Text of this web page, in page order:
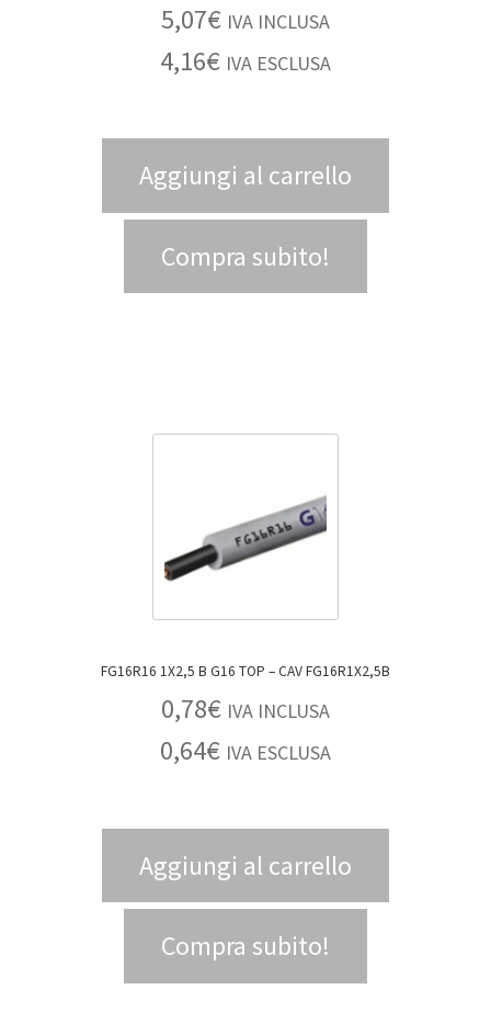
5,07€ IVA INCLUSA
4,16€ IVA ESCLUSA
Aggiungi al carrello
Compra subito!
FG16R16 1X2,5 B G16 TOP – CAV FG16R1X2,5B
0,78€ IVA INCLUSA
0,64€ IVA ESCLUSA
Aggiungi al carrello
Compra subito!